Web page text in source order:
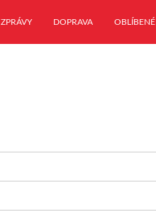
ZPRÁVY DOPRAVA OBLÍBENÉ